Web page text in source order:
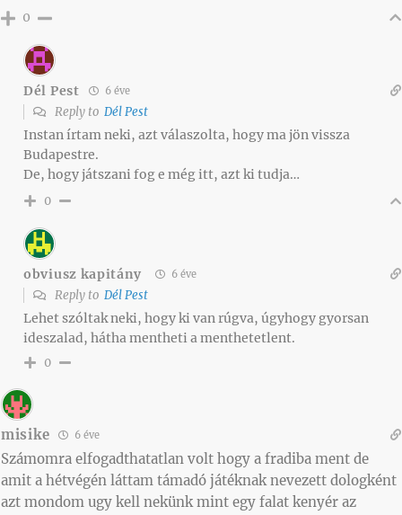
0
Dél Pest 6 éve
Reply to Dél Pest
Instan írtam neki, azt válaszolta, hogy ma jön vissza
Budapestre.
De, hogy játszani fog e még itt, azt ki tudja…
0
obviusz kapitány 6 éve
Reply to Dél Pest
Lehet szóltak neki, hogy ki van rúgva, úgyhogy gyorsan
ideszalad, hátha mentheti a menthetetlent.
0
misike 6 éve
Számomra elfogadthatatlan volt hogy a fradiba ment de
amit a hétvégén láttam támadó játéknak nevezett dologként
azt mondom ugy kell nekünk mint egy falat kenyér az